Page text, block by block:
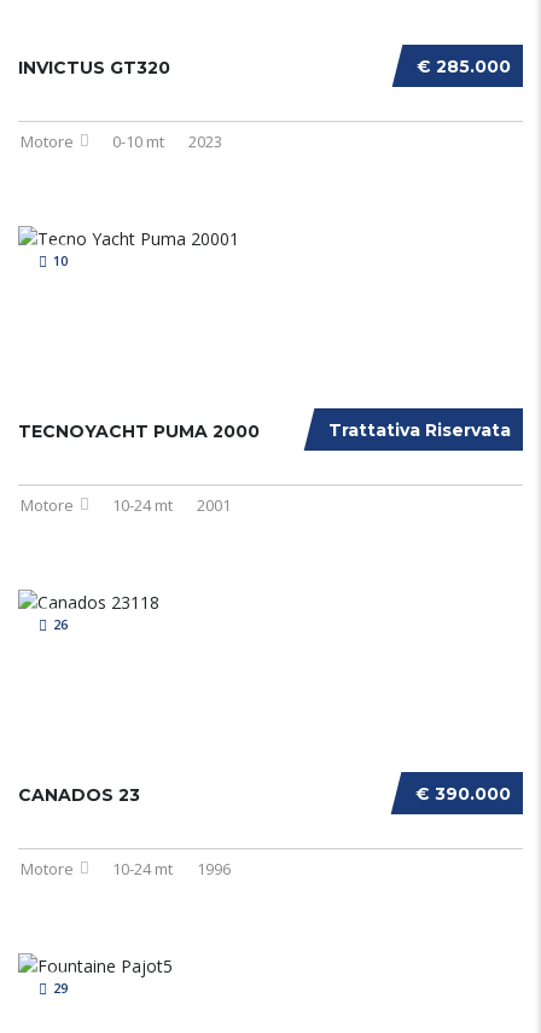
€ 285.000
INVICTUS GT320
Motore 0-10 mt 2023
10
Trattativa Riservata
TECNOYACHT PUMA 2000
Motore 10-24 mt 2001
26
€ 390.000
CANADOS 23
Motore 10-24 mt 1996
29